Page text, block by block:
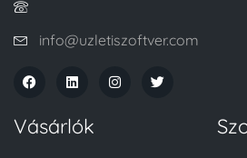
info@uzletiszoftver.com
Vásárlók